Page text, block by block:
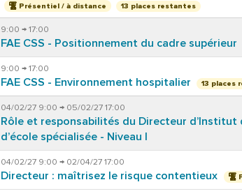
Présentiel / à distance 13 places restantes
9:00 → 17:00
FAE CSS - Positionnement du cadre supérieur
9:00 → 17:00
FAE CSS - Environnement hospitalier 13 places
04/02/27 9:00 → 05/02/27 17:00
Rôle et responsabilités du Directeur
d’école spécialisée - Niveau I
04/02/27 9:00 → 02/04/27 17:00
Directeur : maîtrisez le risque contentieux